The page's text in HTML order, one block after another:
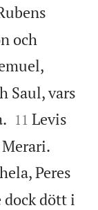
och
Saul, vars


11 Levis
Peres
dock dött i